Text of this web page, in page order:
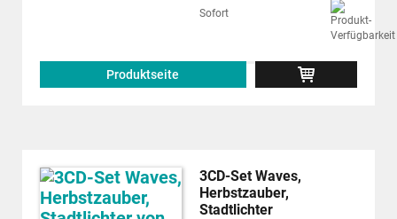
Sofort
Produktseite
3CD-Set Waves,
Herbstzauber,
Stadtlichter